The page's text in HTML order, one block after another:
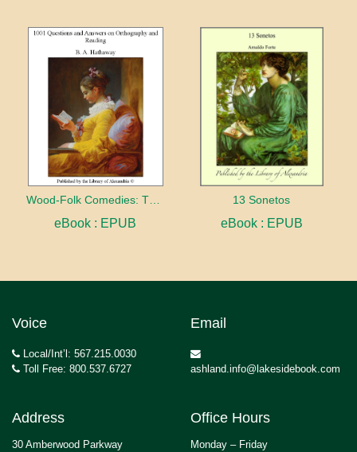
Wood-Folk Comedies: The Play of Wild-animal Life on a Natural Stage
eBook : EPUB
13 Sonetos
eBook : EPUB
Voice
Local/Int’l: 567.215.0030
Toll Free: 800.537.6727
Email
ashland.info@lakesidebook.com
Address
30 Amberwood Parkway
Office Hours
Monday – Friday